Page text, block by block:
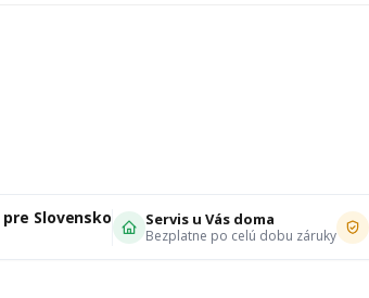
pre Slovensko Servis u Vás doma
Bezplatne po celú dobu záruky